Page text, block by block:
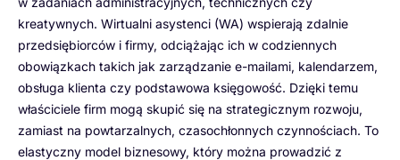
kreatywnych. Wirtualni asystenci (WA) wspierają zdalnie
przedsiębiorców i firmy, odciążając ich w codziennych
obowiązkach takich jak zarządzanie e-mailami, kalendarzem,
obsługa klienta czy podstawowa księgowość. Dzięki temu
właściciele firm mogą skupić się na strategicznym rozwoju,
zamiast na powtarzalnych, czasochłonnych czynnościach. To
elastyczny model biznesowy, który można prowadzić z